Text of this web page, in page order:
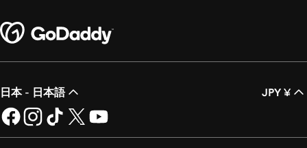
日本 - 日本語 JPY ¥